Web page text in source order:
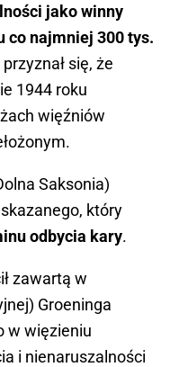
jako winny
co najmniej 300 tys.
się, że
1944 roku
więźniów
Saksonia)
który
odbycia kary.
zawartą w
Groeninga
w więzieniu
i nienaruszalności